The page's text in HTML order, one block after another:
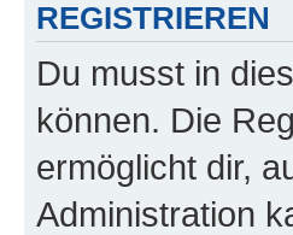
REGISTRIEREN
Du musst in
können. Die
ermöglicht dir,
Administration